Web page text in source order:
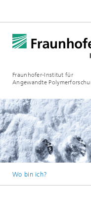
Fraunhofer-Institut für
Angewandte
Wo bin ich?